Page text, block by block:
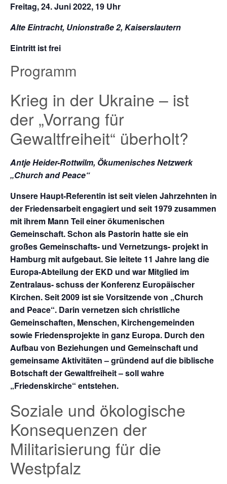
Freitag, 24. Juni 2022, 19 Uhr
Alte Eintracht, Unionstraße 2, Kaiserslautern
Eintritt ist frei
Programm
Krieg in der Ukraine – ist
der „Vorrang für
Gewaltfreiheit“ überholt?
Antje Heider-Rottwilm, ÖkumenischesNetzwerk
„Church and Peace“
Unsere Haupt-Referentin ist seit vielen Jahrzehnten in
der Friedensarbeit engagiert und seit 1979 zusammen
mit ihrem Mann Teil einer ökumenischen
Gemeinschaft. Schon als Pastorin hatte sie ein
großes Gemeinschafts- und Vernetzungs- projekt in
Hamburg mit aufgebaut. Sie leitete 11 Jahre lang die
Europa-Abteilung der EKD und war Mitglied im
Zentralaus- schuss der Konferenz Europäischer
Kirchen. Seit 2009 ist sie Vorsitzende von „Church
and Peace“. Darin vernetzen sich christliche
Gemeinschaften, Menschen, Kirchengemeinden
sowie Friedensprojekte in ganz Europa. Durch den
Aufbau von Beziehungen und Gemeinschaft und
gemeinsame Aktivitäten – gründend auf die biblische
Botschaft der Gewaltfreiheit – soll wahre
„Friedenskirche“ entstehen.
Soziale und ökologische
Konsequenzen der
Militarisierung für die
Westpfalz